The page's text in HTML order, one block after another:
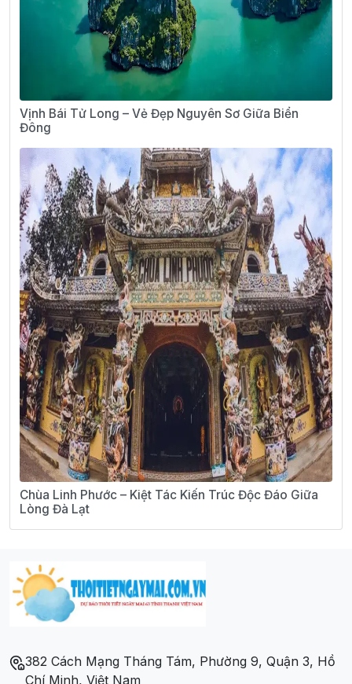
Vịnh Bái Tử Long – Vẻ Đẹp Nguyên Sơ Giữa Biển
Đông
Chùa Linh Phước – Kiệt Tác Kiến Trúc Độc Đáo Giữa
Lòng Đà Lạt
382 Cách Mạng Tháng Tám, Phường 9, Quận 3, Hồ
Chí Minh, Việt Nam